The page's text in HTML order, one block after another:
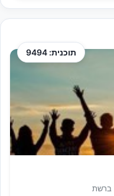
תוכנית: 9494
ברשת